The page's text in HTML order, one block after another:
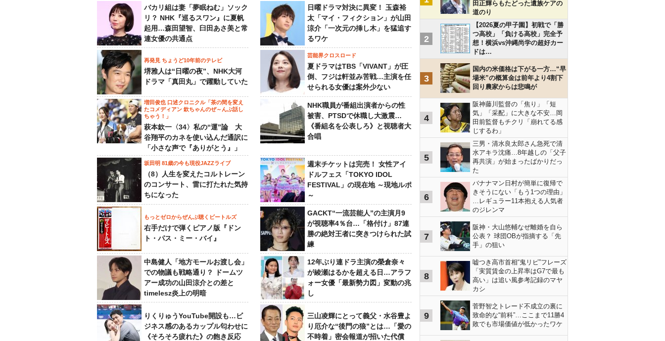
バカリ組は妻「夢眠ねむ」ソック
リ？ NHK『巡るスワン』に夏帆
起用…森田望智、臼田あさ美と常
連女優の共通点
日曜ドラマ対決に異変！ 玉森裕
太「マイ・フィクション」が山田
涼介「一次元の挿し木」を猛追す
るワケ
再発見 ちょうど10年前のテレビ
堺雅人は“日曜の夜”、NHK大河
ドラマ「真田丸」で躍動していた
芸能界クロスロード
夏ドラマはTBS「VIVANT」が圧
倒、フジは軒並み苦戦…主演を任
せられる女優は案外少ない
増田俊也 口述クロニクル「茶の間を変え
たコメディアン 欽ちゃんのぜ～んぶ話し
ちゃう！」
萩本欽一〈34〉私の“運”論 大
谷翔平のカネを使い込んだ通訳に
「小さな声で『ありがとう』」
NHK職員が番組出演者からの性
被害、PTSDで休職し大激震…
《番組名を公表しろ》と視聴者大
合唱
坂田明 81歳の今も現役JAZZライブ
（8）人生を変えたコルトレーン
のコンサート、雷に打たれた気持
ちになった
週末チケットは完売！ 女性アイ
ドルフェス「TOKYO IDOL
FESTIVAL」の現在地 ～現地ルポ
～
もっとゼロからぜんぶ聴くビートルズ
右手だけで弾くピアノ版『ドン
ト・パス・ミー・バイ』
GACKT“一流芸能人”の主演月9
が視聴率4％台…「格付け」87連
勝の絶対王者に突きつけられた試
練
中島健人「地方モールお渡し会」
での物議も戦略通り？ ドームツ
アー成功の山田涼介との差と
timelesz炎上の明暗
12年ぶり連ドラ主演の榮倉奈々
が綾瀬はるかを超える日…アラフ
ォー女優「最新勢力図」変動の兆
し
りくりゅうYouTube開設も…ビ
ジネス感のあるカップル匂わせに
《そろそろ疲れた》の飽き反応
三山凌輝にとって義父・水谷豊よ
り厄介な“後門の狼”とは…「愛の
不時着」密会報道が招いた代償
田正輝らもたどった遺族ケアの
道のり
2
【2026夏の甲子園】初戦で「勝
つ高校」「負ける高校」完全予
想！横浜vs沖縄尚学の超好カー
ドは…
3
国内の米価格は下がる一方…“早
場米”の概算金は前年より4割下
回り農家からは悲鳴が
4
阪神藤川監督の「焦り」「短
気」「采配」に大きな不安…岡
田前監督もチクリ「崩れてる感
じするわ」
5
三男・清水良太郎さん急死で清
水アキラ沈痛…8年越しの「父子
再共演」が始まったばかりだっ
た
6
バナナマン日村が簡単に復帰で
きそうにない「もう1つの理由」
…レギュラー11本抱える人気者
のジレンマ
7
阪神・大山悠輔なぜ離婚を自ら
公表？ 球団OBが指摘する「先
手」の狙い
8
嘘つき高市首相“鬼リピ”フレーズ
「実質賃金の上昇率はG7で最も
高い」は追い風参考記録のマヤ
カシ
9
菅野智之トレード不成立の裏に
致命的な“前科”…ここまで11勝4
敗でも市場価値が低かったワケ